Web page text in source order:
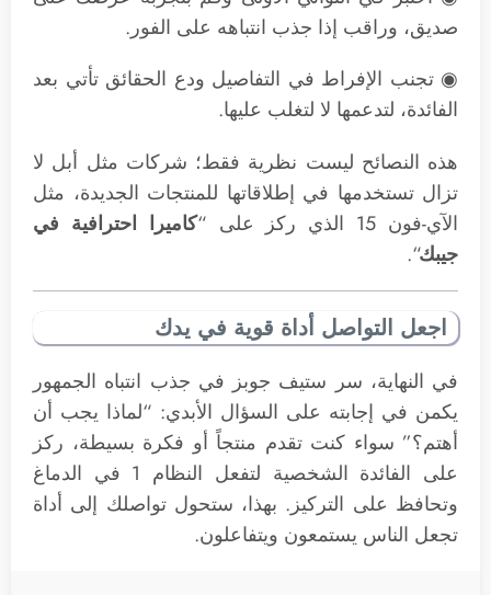
صديق، وراقب إذا جذب انتباهه على الفور.
◉ تجنب الإفراط في التفاصيل ودع الحقائق تأتي بعد
الفائدة، لتدعمها لا لتغلب عليها.
هذه النصائح ليست نظرية فقط؛ شركات مثل أبل لا
تزال تستخدمها في إطلاقاتها للمنتجات الجديدة، مثل
الآي-فون 15 الذي ركز على “
كاميرا احترافية في
جيبك“.
اجعل التواصل أداة قوية في يدك
في النهاية، سر ستيف جوبز في جذب انتباه الجمهور
يكمن في إجابته على السؤال الأبدي: “لماذا يجب أن
أهتم؟” سواء كنت تقدم منتجاً أو فكرة بسيطة، ركز
على الفائدة الشخصية لتفعل النظام 1 في الدماغ
وتحافظ على التركيز. بهذا، ستحول تواصلك إلى أداة
تجعل الناس يستمعون ويتفاعلون.